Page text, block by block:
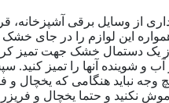
از وسایل برقی
این لوازم را در جای خشک
از یک دستمال خشک جهت تمیز
آب و شوینده آنها را تمیز
وجه نباید هنگامی که یخچال
نکنید و حتما یخچال و